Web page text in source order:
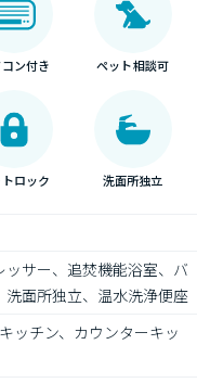
ン付き ペット相談可
ロック 洗面所独立
サー、追焚機能浴室、バ
面所独立、温水洗浄便座
ッチン、カウンターキッ